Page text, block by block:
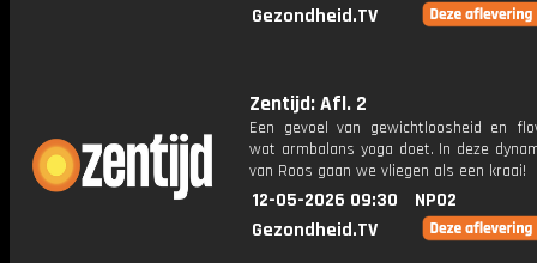
Gezondheid.TV
Zentijd: Afl. 2
Een gevoel van gewichtloosheid en
wat armbalans yoga doet. In deze
van Roos gaan we vliegen als een kraai!
12-05-2026 09:30
NPO2
Gezondheid.TV